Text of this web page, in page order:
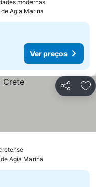
modernasVer preços
Agia Marina
Ver preços
Partilhar
Ver preços
Agia Marina